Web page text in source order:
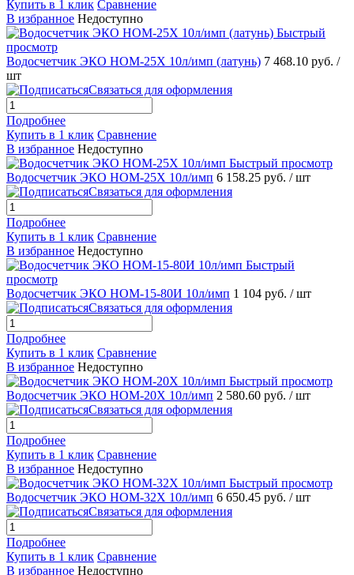
Купить в 1 клик Сравнение
В избранное Недоступно
Быстрый
просмотр
Водосчетчик ЭКО НОМ-25Х 10л/имп (латунь) 7 468.10 руб. /
шт
Связаться для оформления
Подробнее
Купить в 1 клик Сравнение
В избранное Недоступно
Быстрый просмотр
Водосчетчик ЭКО НОМ-25Х 10л/имп 6 158.25 руб. / шт
Связаться для оформления
Подробнее
Купить в 1 клик Сравнение
В избранное Недоступно
Быстрый
просмотр
Водосчетчик ЭКО НОМ-15-80И 10л/имп 1 104 руб. / шт
Связаться для оформления
Подробнее
Купить в 1 клик Сравнение
В избранное Недоступно
Быстрый просмотр
Водосчетчик ЭКО НОМ-20Х 10л/имп 2 580.60 руб. / шт
Связаться для оформления
Подробнее
Купить в 1 клик Сравнение
В избранное Недоступно
Быстрый просмотр
Водосчетчик ЭКО НОМ-32Х 10л/имп 6 650.45 руб. / шт
Связаться для оформления
Подробнее
Купить в 1 клик Сравнение
В избранное Недоступно